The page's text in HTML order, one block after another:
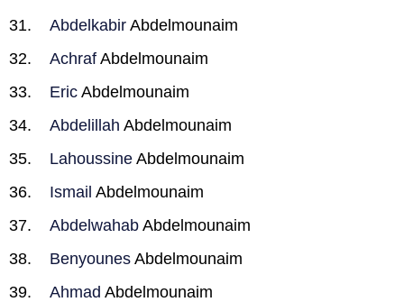
Abdelkabir Abdelmounaim
Achraf Abdelmounaim
Eric Abdelmounaim
Abdelillah Abdelmounaim
Lahoussine Abdelmounaim
Ismail Abdelmounaim
Abdelwahab Abdelmounaim
Benyounes Abdelmounaim
Ahmad Abdelmounaim